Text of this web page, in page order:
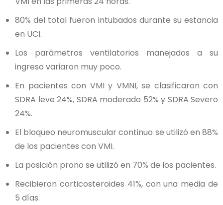
80% del total fueron intubados durante su estancia
en UCI.
Los parámetros ventilatorios manejados a su
ingreso variaron muy poco.
En pacientes con VMI y VMNI, se clasificaron con
SDRA leve 24%, SDRA moderado 52% y SDRA Severo
24%.
El bloqueo neuromuscular continuo se utilizó en 88%
de los pacientes con VMI.
La posición prono se utilizó en 70% de los pacientes.
Recibieron corticosteroides 41%, con una media de
5 días.